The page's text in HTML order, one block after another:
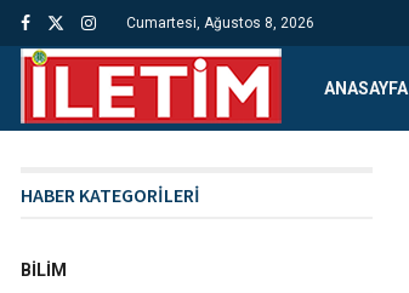
Cumartesi, Ağustos 8, 2026
ANASAYFA
HABER KATEGORİLERİ
BILIM